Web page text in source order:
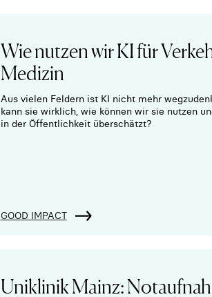
Wie nutzen wir KI für
Medizin
Aus vielen Feldern ist KI nicht mehr
kann sie wirklich, wie können wir sie nutzen
in der Öffentlichkeit überschätzt?
GOOD IMPACT
Uniklinik Mainz: